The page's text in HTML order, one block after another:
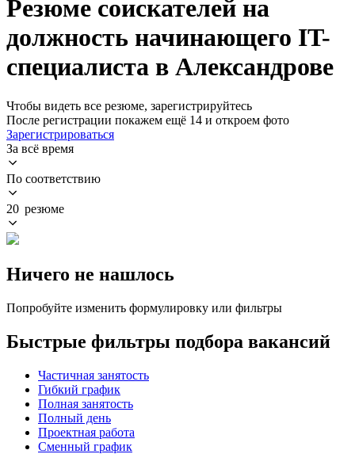
Резюме соискателей на
должность начинающего IT-
специалиста в Александрове
Чтобы видеть все резюме, зарегистрируйтесь
После регистрации покажем ещё 14 и откроем фото
Зарегистрироваться
За всё время
По соответствию
20 резюме
Ничего не нашлось
Попробуйте изменить формулировку или фильтры
Быстрые фильтры подбора вакансий
Частичная занятость
Гибкий график
Полная занятость
Полный день
Проектная работа
Сменный график